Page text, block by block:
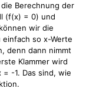
Berechnung der
(f(x) = 0) und
wir die
so x-Werte
denn dann nimmt
Klammer wird
-1. Das sind, wie